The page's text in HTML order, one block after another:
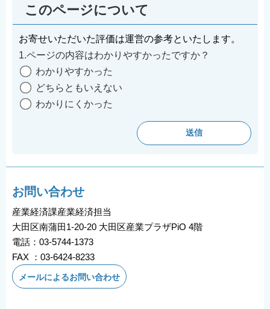
このページについて
お寄せいただいた評価は運営の参考といたします。
1.ページの内容はわかりやすかったですか？
わかりやすかった
どちらともいえない
わかりにくかった
お問い合わせ
産業経済課産業経済担当
大田区南蒲田1-20-20 大田区産業プラザPiO 4階
電話：03-5744-1373
FAX ：03-6424-8233
メールによるお問い合わせ